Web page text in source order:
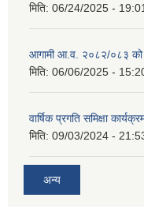
मिति: 06/24/2025 - 19:01
आगामी आ.व. २०८२/०८३ को
मिति: 06/06/2025 -
वार्षिक प्रगति समिक्षा
मिति: 09/03/2024 -
अन्य